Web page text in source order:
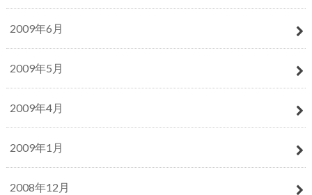
2009年6月
2009年5月
2009年4月
2009年1月
2008年12月